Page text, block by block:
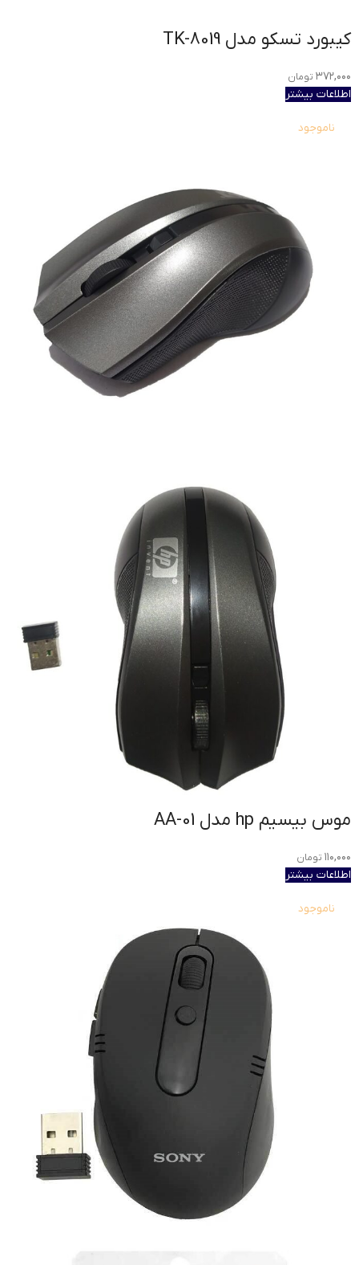
کیبورد تسکو مدل TK-8019
۳۷۲,۰۰۰ تومان
اطلاعات بیشتر
ناموجود
موس بیسیم hp مدل AA-01
۱۱۰,۰۰۰ تومان
اطلاعات بیشتر
ناموجود